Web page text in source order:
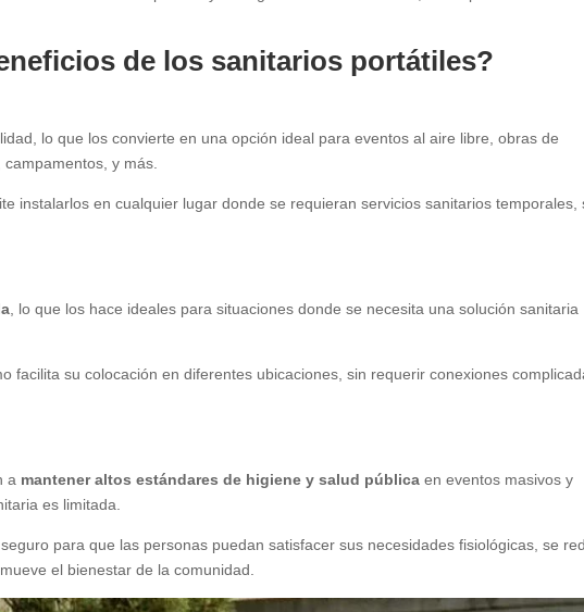
de los sanitarios portátiles?
lo que los convierte en una opción ideal para eventos al aire libre, obras de
y más.
instalarlos en cualquier lugar donde se requieran servicios sanitarios temporales,
, lo que los hace ideales para situaciones donde se necesita una solución sanitaria
facilita su colocación en diferentes ubicaciones, sin requerir conexiones
a mantener altos estándares de higiene y salud pública en eventos masivos y
es limitada.
para que las personas puedan satisfacer sus necesidades fisiológicas, se
el bienestar de la comunidad.